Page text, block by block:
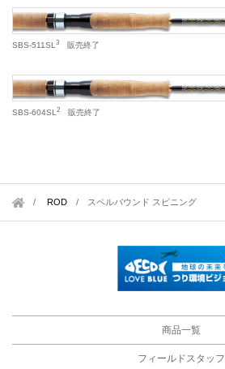
SBS‐511SL3 販売終了
SBS‐604SL2 販売終了
ROD / スペルバウンド スピニング
商品一覧
フィールドスタッフ